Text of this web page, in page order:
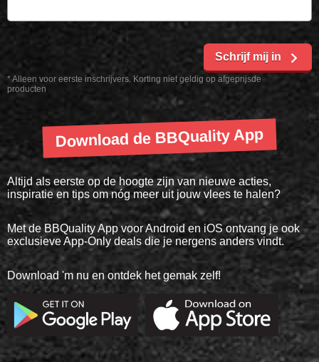
* Alleen voor eerste inschrijvers. Korting niet geldig op afgeprijsde
producten
Schrijf mij in
Download de BBQuality App
Altijd als eerste op de hoogte zijn van nieuwe acties,
inspiratie en tips om nóg meer uit jouw vlees te halen?
Met de BBQuality App voor Android en iOS ontvang je ook
exclusieve App-Only deals die je nergens anders vindt.
Download 'm nu en ontdek het gemak zelf!